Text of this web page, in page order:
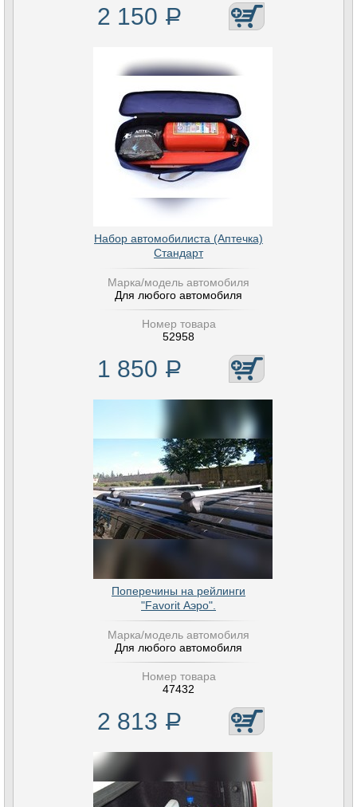
2 150 Р
Набор автомобилиста (Аптечка)
Стандарт
Марка/модель автомобиля
Для любого автомобиля
Номер товара
52958
1 850 Р
Поперечины на рейлинги
"Favorit Аэро".
Марка/модель автомобиля
Для любого автомобиля
Номер товара
47432
2 813 Р